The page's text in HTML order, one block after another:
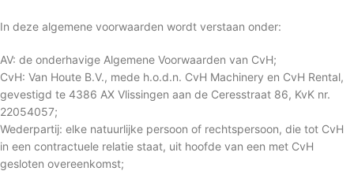
In deze algemene voorwaarden wordt verstaan onder:
AV: de onderhavige Algemene Voorwaarden van CvH;
CvH: Van Houte B.V., mede h.o.d.n. CvH Machinery en CvH Rental,
gevestigd te 4386 AX Vlissingen aan de Ceresstraat 86, KvK nr.
22054057;
Wederpartij: elke natuurlijke persoon of rechtspersoon, die tot CvH
in een contractuele relatie staat, uit hoofde van een met CvH
gesloten overeenkomst;